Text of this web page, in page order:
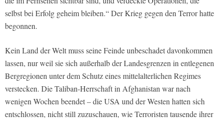
selbst bei Erfolg geheim bleiben.“ Der Krieg gegen den Terror hatte
begonnen.
Kein Land der Welt muss seine Feinde unbeschadet davonkommen
lassen, nur weil sie sich außerhalb der Landesgrenzen in entlegenen
Bergregionen unter dem Schutz eines mittelalterlichen Regimes
verstecken. Die Taliban-Herrschaft in Afghanistan war nach
wenigen Wochen beendet – die USA und der Westen hatten sich
entschlossen, nicht still zuzuschauen, wie Terroristen tausende ihrer